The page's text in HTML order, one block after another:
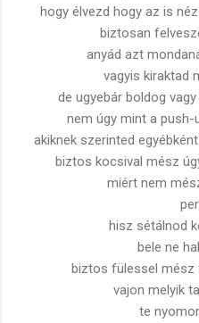
hogy élvezd hogy az is
biztosan
anyád azt
vagyis kiraktad
de ugyebár boldog
nem úgy mint a
akiknek szerinted
biztos kocsival mész
miért nem
hisz sétálnod
bele ne
biztos fülessel mész
vajon melyik
te